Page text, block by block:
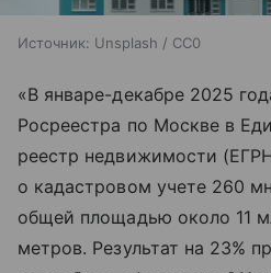
Источник: Unsplash / CC0
«В январе-декабре 2025
Росреестра по Москве в
реестр недвижимости
о кадастровом учете 260
общей площадью около 11
метров. Результат на 23%